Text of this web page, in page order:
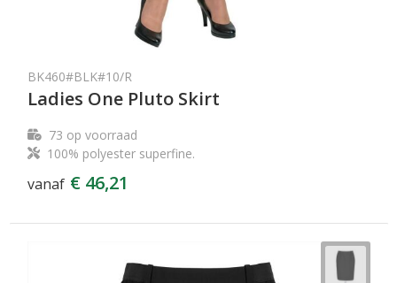
BK460#BLK#10/R
Ladies One Pluto Skirt
73 op voorraad
100% polyester superfine.
vanaf € 46,21